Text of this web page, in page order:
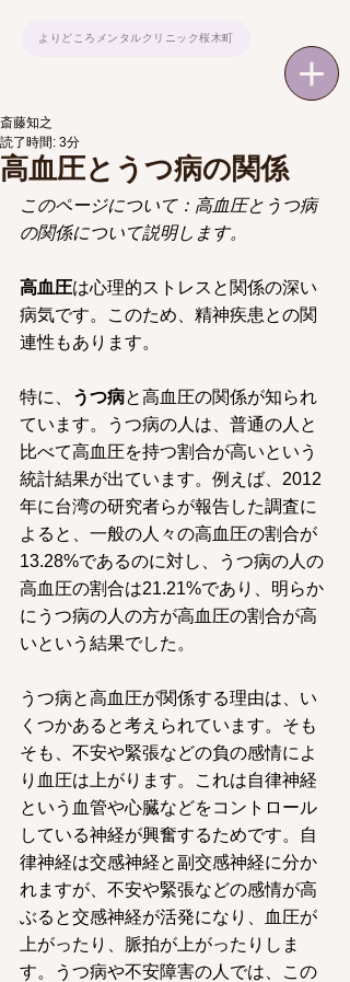
よりどころメンタルクリニック桜木町
高血圧とうつ病の関係
斎藤知之
読了時間: 3分
このページについて：高血圧とうつ病
の関係について説明します。
高血圧は心理的ストレスと関係の深い
病気です。このため、精神疾患との関
連性もあります。
特に、 うつ病と高血圧の関係が知られ
ています。うつ病の人は、普通の人と
比べて高血圧を持つ割合が高いという
統計結果が出ています。例えば、2012
年に台湾の研究者らが報告した調査に
よると、一般の人々の高血圧の割合が
13.28%であるのに対し、うつ病の人の
高血圧の割合は21.21%であり、明らか
にうつ病の人の方が高血圧の割合が高
いという結果でした。
うつ病と高血圧が関係する理由は、い
くつかあると考えられています。そも
そも、不安や緊張などの負の感情によ
り血圧は上がります。これは自律神経
という血管や心臓などをコントロール
している神経が興奮するためです。自
律神経は交感神経と副交感神経に分か
れますが、不安や緊張などの感情が高
ぶると交感神経が活発になり、血圧が
上がったり、脈拍が上がったりしま
す。うつ病や不安障害の人では、この